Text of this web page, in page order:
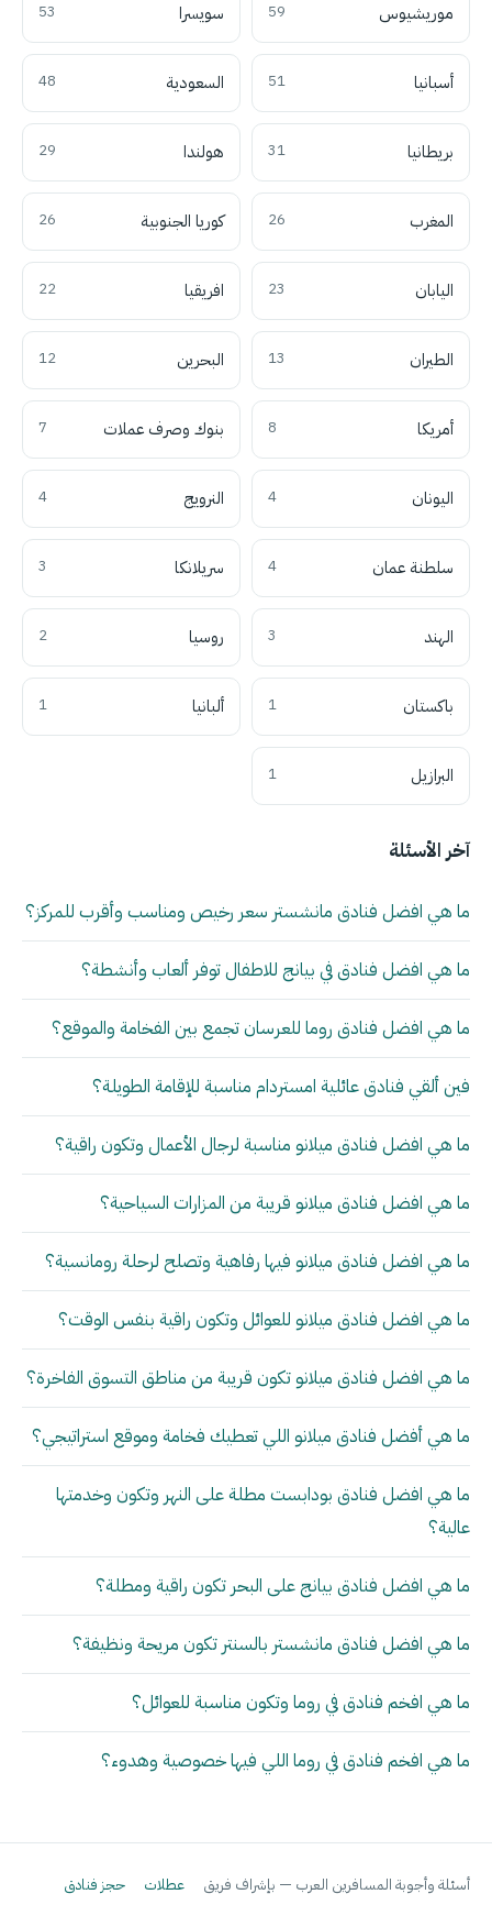
موريشيوس 59 سويسرا 53
أسبانيا 51 السعودية 48
بريطانيا 31 هولندا 29
المغرب 26 كوريا الجنوبية 26
اليابان 23 افريقيا 22
الطيران 13 البحرين 12
أمريكا 8 بنوك وصرف عملات 7
اليونان 4 النرويج 4
سلطنة عمان 4 سريلانكا 3
الهند 3 روسيا 2
باكستان 1 ألبانيا 1
البرازيل 1
آخر الأسئلة
ما هي افضل فنادق مانشستر سعر رخيص ومناسب وأقرب للمركز؟
ما هي افضل فنادق في بيانج للاطفال توفر ألعاب وأنشطة؟
ما هي افضل فنادق روما للعرسان تجمع بين الفخامة والموقع؟
فين ألقي فنادق عائلية امستردام مناسبة للإقامة الطويلة؟
ما هي افضل فنادق ميلانو مناسبة لرجال الأعمال وتكون راقية؟
ما هي افضل فنادق ميلانو قريبة من المزارات السياحية؟
ما هي افضل فنادق ميلانو فيها رفاهية وتصلح لرحلة رومانسية؟
ما هي افضل فنادق ميلانو للعوائل وتكون راقية بنفس الوقت؟
ما هي افضل فنادق ميلانو تكون قريبة من مناطق التسوق الفاخرة؟
ما هي أفضل فنادق ميلانو اللي تعطيك فخامة وموقع استراتيجي؟
ما هي افضل فنادق بودابست مطلة على النهر وتكون وخدمتها
عالية؟
ما هي افضل فنادق بيانج على البحر تكون راقية ومطلة؟
ما هي افضل فنادق مانشستر بالسنتر تكون مريحة ونظيفة؟
ما هي افخم فنادق في روما وتكون مناسبة للعوائل؟
ما هي افخم فنادق في روما اللي فيها خصوصية وهدوء؟
أسئلة وأجوبة المسافرين العرب — بإشراف فريق عطلات حجز فنادق